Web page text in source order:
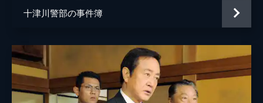
十津川警部の事件簿